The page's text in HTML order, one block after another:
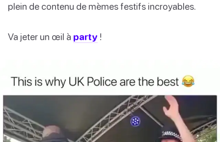
plein de contenu de mèmes festifs incroyables.
Va jeter un œil à party !